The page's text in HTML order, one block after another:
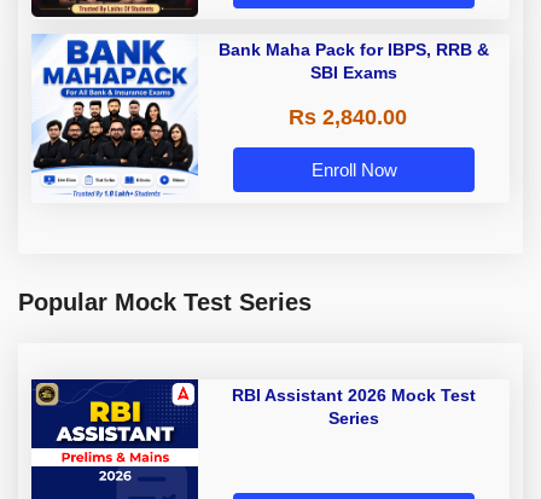
Bank Maha Pack for IBPS, RRB &
SBI Exams
Rs 2,840.00
Enroll Now
Popular Mock Test Series
RBI Assistant 2026 Mock Test
Series